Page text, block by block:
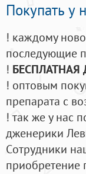
Покупать у
! каждому
последующие
! БЕСПЛАТНАЯ
! оптовым
препарата с
! так же у нас
дженерики
Cотрудники
приобретение